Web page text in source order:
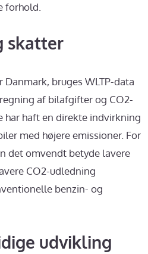
forhold.
skatter
Danmark, bruges WLTP-data
af bilafgifter og CO2-
har haft en direkte indvirkning
med højere emissioner. For
det omvendt betyde lavere
CO2-udledning
benzin- og
udvikling